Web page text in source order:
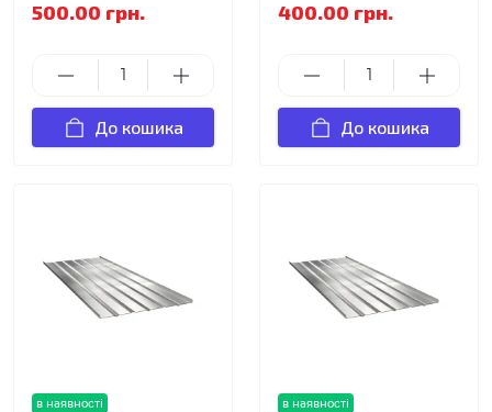
500.00 грн.
До кошика
400.00 грн.
До кошика
в наявності в наявності